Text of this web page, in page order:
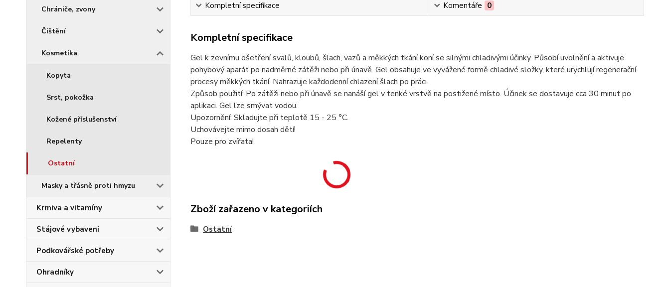
Chrániče, zvony
Čištění
Kosmetika
Kopyta
Srst, pokožka
Kožené příslušenství
Repelenty
Ostatní
Masky a třásně proti hmyzu
Krmiva a vitamíny
Stájové vybavení
Podkovářské potřeby
Ohradníky
Kompletní specifikace Komentáře 0
Kompletní specifikace
Gel k zevnímu ošetření svalů, kloubů, šlach, vazů a měkkých tkání koní se silnými chladivými účinky. Působí uvolnění a aktivuje
pohybový aparát po nadměrné zátěži nebo při únavě. Gel obsahuje ve vyvážené formě chladivé složky, které urychlují regenerační
procesy měkkých tkání. Nahrazuje každodenní chlazení šlach po práci.
Způsob použití: Po zátěži nebo při únavě se nanáší gel v tenké vrstvě na postižené místo. Účinek se dostavuje cca 30 minut po
aplikaci. Gel lze smývat vodou.
Upozornění: Skladujte při teplotě 15 - 25 °C.
Uchovávejte mimo dosah dětí!
Pouze pro zvířata!
Zboží zařazeno v kategoriích
Ostatní